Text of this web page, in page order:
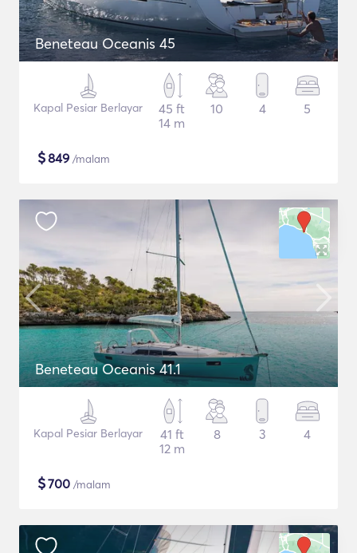
Beneteau Oceanis 45
Kapal Pesiar Berlayar
45 ft
14 m
10 4 5
$849 /malam
Beneteau Oceanis 41.1
Kapal Pesiar Berlayar
41 ft
12 m
8 3 4
$700 /malam